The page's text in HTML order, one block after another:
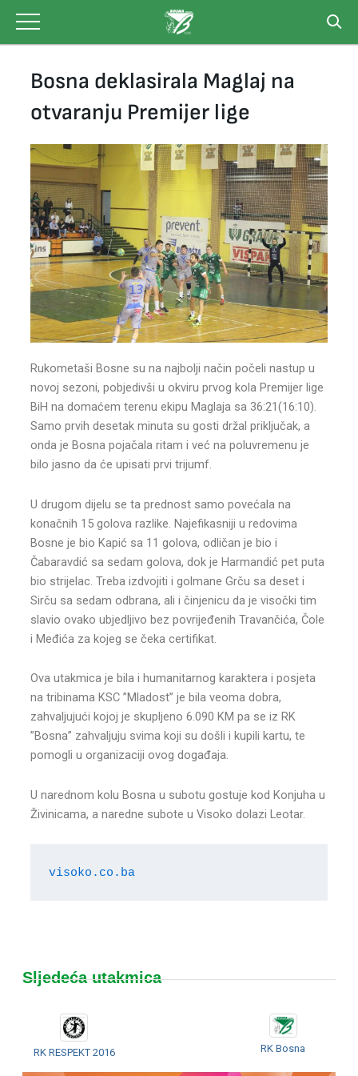
content
Bosna deklasirala Maglaj na
otvaranju Premijer lige
Rukometaši Bosne su na najbolji način počeli nastup u
novoj sezoni, pobjedivši u okviru prvog kola Premijer lige
BiH na domaćem terenu ekipu Maglaja sa 36:21(16:10).
Samo prvih desetak minuta su gosti držal priključak, a
onda je Bosna pojačala ritam i već na poluvremenu je
bilo jasno da će upisati prvi trijumf.
U drugom dijelu se ta prednost samo povećala na
konačnih 15 golova razlike. Najefikasniji u redovima
Bosne je bio Kapić sa 11 golova, odličan je bio i
Čabaravdić sa sedam golova, dok je Harmandić pet puta
bio strijelac. Treba izdvojiti i golmane Grču sa deset i
Sirču sa sedam odbrana, ali i činjenicu da je visočki tim
slavio ovako ubjedljivo bez povrijeđenih Travančića, Čole
i Međića za kojeg se čeka certifikat.
Ova utakmica je bila i humanitarnog karaktera i posjeta
na tribinama KSC ”Mladost” je bila veoma dobra,
zahvaljujući kojoj je skupljeno 6.090 KM pa se iz RK
”Bosna” zahvaljuju svima koji su došli i kupili kartu, te
pomogli u organizaciji ovog događaja.
U narednom kolu Bosna u subotu gostuje kod Konjuha u
Živinicama, a naredne subote u Visoko dolazi Leotar.
visoko.co.ba
Sljedeća utakmica
RK RESPEKT 2016 RK Bosna